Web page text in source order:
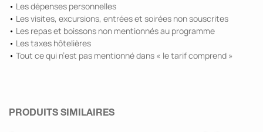
• Les dépenses personnelles
• Les visites, excursions, entrées et soirées non souscrites
• Les repas et boissons non mentionnés au programme
• Les taxes hôtelières
• Tout ce qui n’est pas mentionné dans « le tarif comprend »
PRODUITS SIMILAIRES